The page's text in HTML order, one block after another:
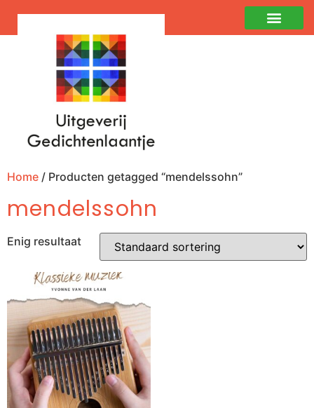
Home / Producten getagged “mendelssohn”
mendelssohn
Enig resultaat